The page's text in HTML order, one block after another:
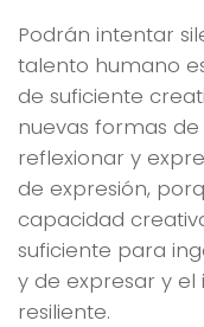
Podrán intentar
talento humano
de suficiente
nuevas formas
reflexionar y
de expresión,
capacidad
suficiente para
y de expresar y
resiliente.